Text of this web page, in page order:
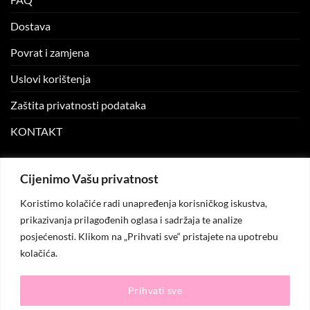
Cijenimo Vašu privatnost
Koristimo kolačiće radi unapređenja korisničkog iskustva,
prikazivanja prilagođenih oglasa i sadržaja te analize
posjećenosti. Klikom na „Prihvati sve“ pristajete na upotrebu
kolačića.
Prihvati sve
Dostava
Povrat i zamjena
Uslovi korištenja
Zaštita privatnosti podataka
KONTAKT
Moj nalog
Moje narudžbe